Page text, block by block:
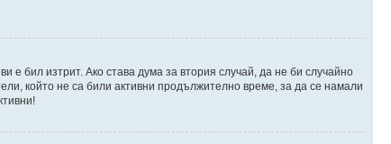
е бил изтрит. Ако става дума за втория случай, да не би случайно
който не са били активни продължително време, за да се намали